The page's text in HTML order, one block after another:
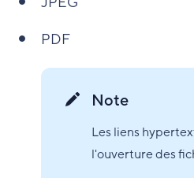
PDF
Note
Les liens
l'ouverture des